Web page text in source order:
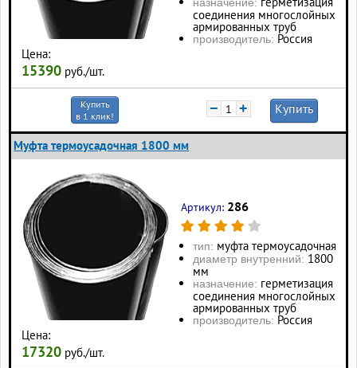
Цена:
15390 руб./шт.
соединения многослойных
армированных труб
производитель: Россия
Купить
в 1 клик!
− + Купить
Муфта термоусадочная 1800 мм
Цена:
17320 руб./шт.
Артикул: 286
тип: муфта термоусадочная
диаметр внутренний: 1800
мм
назначение: герметизация
соединения многослойных
армированных труб
производитель: Россия